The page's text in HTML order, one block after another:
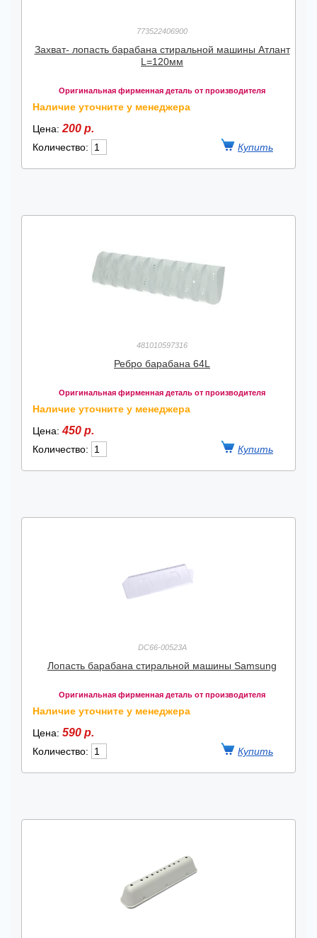
773522406900
Захват- лопасть барабана стиральной машины Атлант
L=120мм
Оригинальная фирменная деталь от производителя
Наличие уточните у менеджера
Цена: 200 р.
Количество:
481010597316
Ребро барабана 64L
Оригинальная фирменная деталь от производителя
Наличие уточните у менеджера
Цена:450 р.
Количество:
DC66-00523A
Лопасть барабана стиральной машины Samsung
Оригинальная фирменная деталь от производителя
Наличие уточните у менеджера
Цена: 590 р.
Количество: